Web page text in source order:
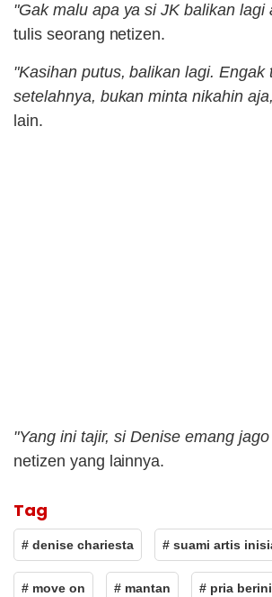
"Gak malu apa ya si JK balikan lagi
tulis seorang netizen.
"Kasihan putus, balikan lagi. Engak
setelahnya, bukan minta nikahin
lain.
"Yang ini tajir, si Denise emang
netizen yang lainnya.
Tag
# denise chariesta # suami artis
# move on # mantan # pria